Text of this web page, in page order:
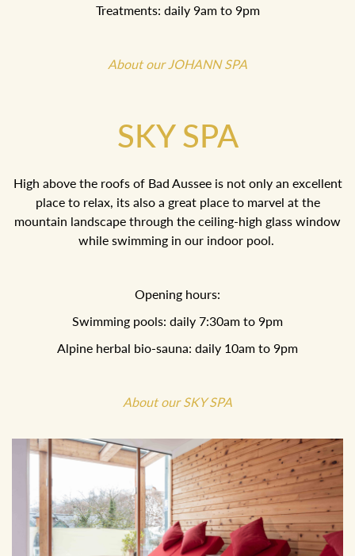
Treatments: daily 9am to 9pm
About our JOHANN SPA
SKY SPA
High above the roofs of Bad Aussee is not only an
excellent place to relax, its also a great place to marvel at
the mountain landscape through the ceiling-high glass
window while swimming in our indoor pool.
Opening hours:
Swimming pools: daily 7:30am to 9pm
Alpine herbal bio-sauna: daily 10am to 9pm
About our SKY SPA